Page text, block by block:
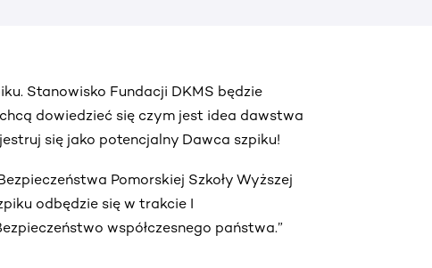
Stanowisko Fundacji DKMS będzie
dowiedzieć się czym jest idea dawstwa
się jako potencjalny Dawca szpiku!
Pomorskiej Szkoły Wyższej
odbędzie się w trakcie I
współczesnego państwa.”